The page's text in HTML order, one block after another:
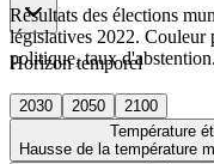
Horizon temporel
2030 2050
2100
Température
Hausse de la température
Résultats des élections
législatives 2022. Couleur
politique, taux d'abstention.